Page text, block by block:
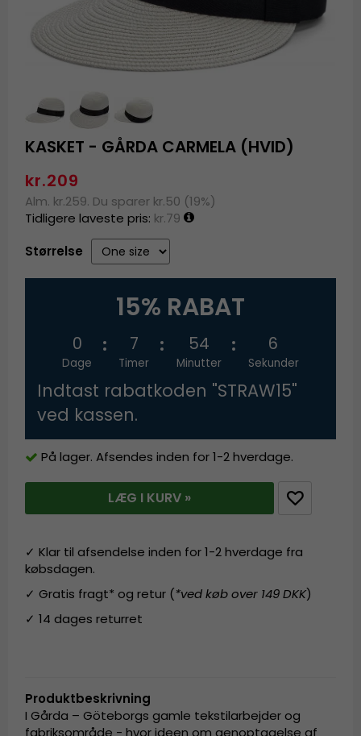
KASKET - GÅRDA CARMELA (HVID)
kr.209
Alm. kr.259. Du sparer kr.50 (19%)
Tidligere laveste pris: kr.79
Størrelse
15% RABAT
0
Dage
7
Timer
54
Minutter
5
Sekunder
Indtast rabatkoden "STRAW15"
ved kassen.
På lager. Afsendes inden for 1-2 hverdage.
LÆG I KURV »
✓ Klar til afsendelse inden for 1-2 hverdage fra
købsdagen.
✓ Gratis fragt* og retur (*ved køb over 149 DKK)
✓ 14 dages returret
Produktbeskrivning
I Gårda – Göteborgs gamle tekstilarbejder og
fabriksområde - hvor ideen om genoptagelse af